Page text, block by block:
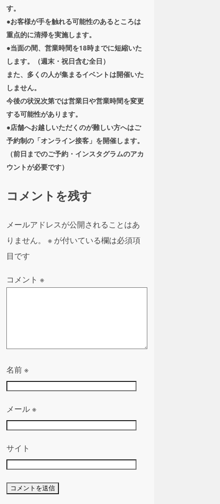
す。
●お客様が手を触れる可能性のあるところは
重点的に清掃を実施します。
●当面の間、営業時間を18時までに短縮いた
します。（週末・祝日含む全日）
また、多くの人が集まるイベントは開催いた
しません。
今後の状況次第では営業日や営業時間を変更
する可能性があります。
●店舗へお越しいただくのが難しい方へはご
予約制の「オンライン接客」を開催します。
（前日までのご予約・インスタグラムのアカ
ウントが必要です）
コメントを残す
メールアドレスが公開されることはあ
りません。
※ が付いている欄は必須項
目です
コメント※
名前※
メール※
サイト